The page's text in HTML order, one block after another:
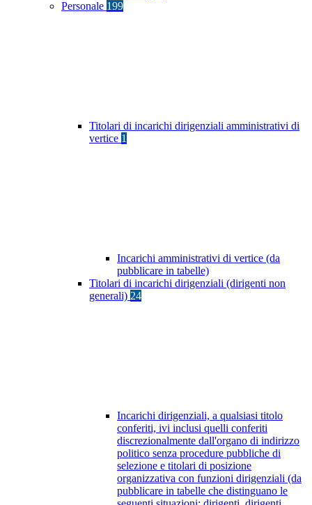
Personale 199
Titolari di incarichi dirigenziali amministrativi di
vertice 1
Incarichi amministrativi di vertice (da
pubblicare in tabelle)
Titolari di incarichi dirigenziali (dirigenti non
generali) 24
Incarichi dirigenziali, a qualsiasi titolo
conferiti, ivi inclusi quelli conferiti
discrezionalmente dall'organo di indirizzo
politico senza procedure pubbliche di
selezione e titolari di posizione
organizzativa con funzioni dirigenziali (da
pubblicare in tabelle che distinguano le